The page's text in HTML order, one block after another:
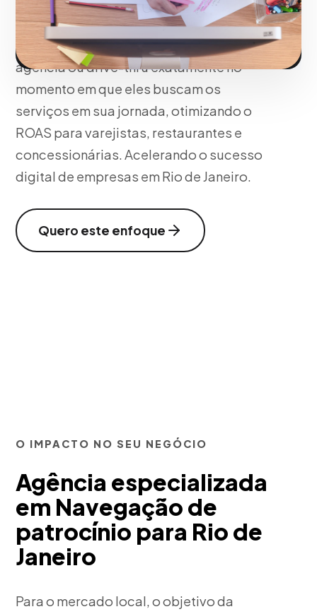
ofertas impulsivas de geolocalização.
Redirecionamos os motoristas para sua
agência ou drive-thru exatamente no
momento em que eles buscam os
serviços em sua jornada, otimizando o
ROAS para varejistas, restaurantes e
concessionárias. Acelerando o sucesso
digital de empresas em Rio de Janeiro.
Quero este enfoque
O IMPACTO NO SEU NEGÓCIO
Agência especializada
em Navegação de
patrocínio para Rio de
Janeiro
Para o mercado local, o objetivo da